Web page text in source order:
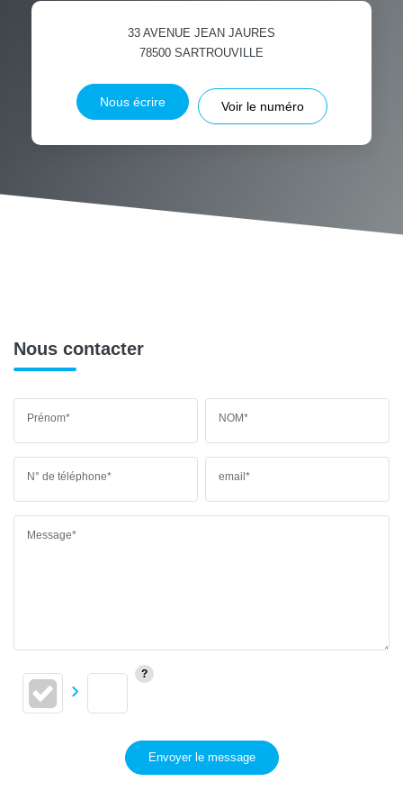
33 AVENUE JEAN JAURES
78500 SARTROUVILLE
Nous écrire Voir le numéro
Nous contacter
Prénom* NOM*
N° de téléphone* email*
Message*
Envoyer le message